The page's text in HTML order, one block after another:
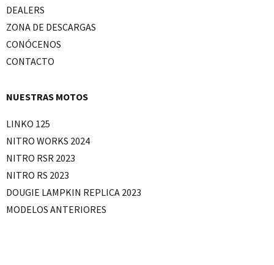
DEALERS
ZONA DE DESCARGAS
CONÓCENOS
CONTACTO
NUESTRAS MOTOS
LINKO 125
NITRO WORKS 2024
NITRO RSR 2023
NITRO RS 2023
DOUGIE LAMPKIN REPLICA 2023
MODELOS ANTERIORES